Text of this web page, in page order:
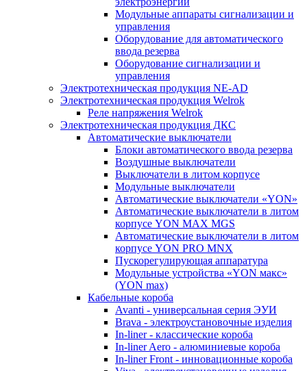
Модульные аппараты сигнализации и
управления
Оборудование для автоматического
ввода резерва
Оборудование сигнализации и
управления
Электротехническая продукция NE-AD
Электротехническая продукция Welrok
Реле напряжения Welrok
Электротехническая продукция ДКС
Автоматические выключатели
Блоки автоматического ввода резерва
Воздушные выключатели
Выключатели в литом корпусе
Модульные выключатели
Автоматические выключатели «YON»
Автоматические выключатели в литом
корпусе YON MAX MGS
Автоматические выключатели в литом
корпусе YON PRO MNX
Пускорегулирующая аппаратура
Модульные устройства «YON макс»
(YON max)
Кабельные короба
Avanti - универсальная серия ЭУИ
Brava - электроустановочные изделия
In-liner - классические короба
In-liner Aero - алюминиевые короба
In-liner Front - инновационные короба